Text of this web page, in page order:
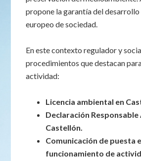
propone la garantía del desarrollo
europeo de sociedad.
En este contexto regulador y
procedimientos que destacan
actividad:
Licencia ambiental en
Declaración
Castellón.
Comunicación de puesta
funcionamiento de